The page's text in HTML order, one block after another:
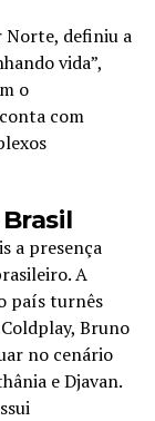
Norte, definiu a
vida”,
o
com
a presença
A
país turnês
Bruno
no cenário
e Djavan.